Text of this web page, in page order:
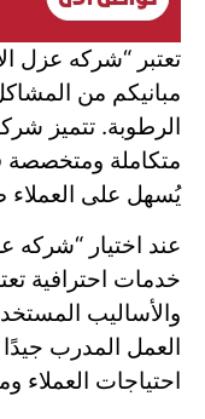
تعتبر “شركه عزل
مبانيكم من
الرطوبة. تتميز
متكاملة
يُسهل على العملاء
عند اختيار
خدمات احترافية
والأساليب
العمل المدرب
احتياجات العملاء